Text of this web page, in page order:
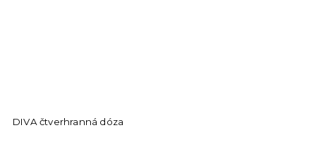
DIVA čtverhranná dóza